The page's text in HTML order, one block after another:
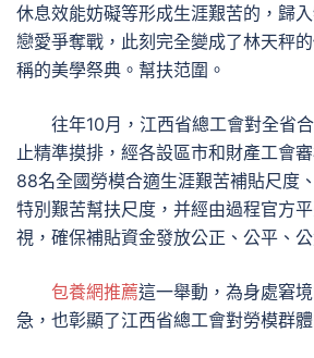
休息效能妨礙等形成生涯艱苦的，歸
戀愛爭奪戰，此刻完全變成了林天秤
稱的美學祭典。幫扶范圍。
往年10月，江西省總工會對全省
止精準摸排，經各設區市和財產工會
88名全國勞模合適生涯艱苦補貼尺度
特別艱苦幫扶尺度，并經由過程官方
視，確保補貼資金發放公正、公平、公
包養網推薦這一舉動，為身處窘
急，也彰顯了江西省總工會對勞模群